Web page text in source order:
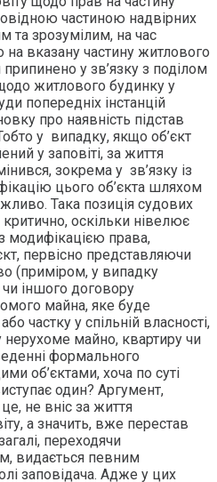
частиною надвірних
та зрозумілим, на час
вказану частину житлового
у зв’язку з поділом
житлового будинку у
попередніх інстанцій
про наявність підстав
у випадку, якщо об’єкт
у заповіті, за життя
зокрема у зв’язку із
цього об’єкта шляхом
Така позиція судових
критично, оскільки нівелює
модифікацією права,
первісно представляючи
(приміром, у випадку
чи іншого договору
майна, яке буде
частку у спільній власності,
нерухоме майно, квартиру чи
формального
об’єктами, хоча по суті
один? Аргумент,
не вніс за життя
а значить, вже перестав
переходячи
видається певним
заповідача. Адже у цих